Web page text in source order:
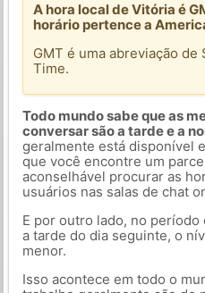
A hora local de Vitória é
horário pertence a
GMT é uma abreviação
Time.
Todo mundo sabe que as
conversar são a tarde e a
geralmente está disponível
que você encontre um
aconselhável procurar as
usuários nas salas de chat
E por outro lado, no
a tarde do dia seguinte, o
menor.
Isso acontece em todo o